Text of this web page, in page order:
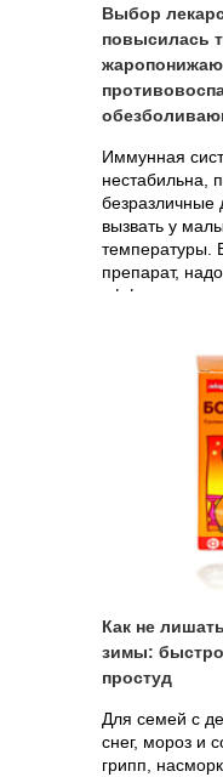
Выбор
повысилась
Иммунная
нестабильна,
безразличные
вызвать у
препарат,
Как не
зимы:
простуд
Для семей с
снег, мороз и
грипп,